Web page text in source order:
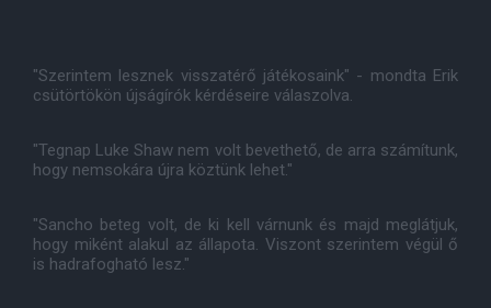
"Szerintem lesznek visszatérő játékosaink" - mondta Erik
csütörtökön újságírók kérdéseire válaszolva.
"Tegnap Luke Shaw nem volt bevethető, de arra számítunk,
hogy nemsokára újra köztünk lehet."
"Sancho beteg volt, de ki kell várnunk és majd meglátjuk,
hogy miként alakul az állapota. Viszont szerintem végül ő
is hadrafogható lesz."